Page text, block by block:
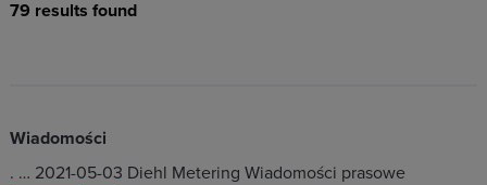
79 results found
Wiadomości
. … 2021-05-03 Diehl Metering Wiadomości prasowe